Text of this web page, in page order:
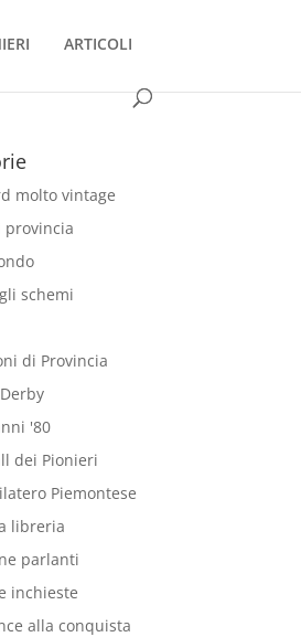
ARTICOLI
molto vintage
provincia
schemi
di Provincia
'80
dei Pionieri
Piemontese
libreria
parlanti
inchieste
alla conquista